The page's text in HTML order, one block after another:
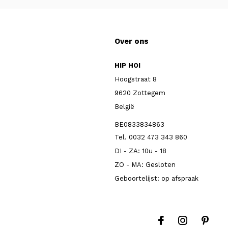
Over ons
HIP HOI
Hoogstraat 8
9620 Zottegem
België
BE0833834863
Tel. 0032 473 343 860
DI - ZA: 10u - 18
ZO - MA: Gesloten
Geboortelijst: op afspraak